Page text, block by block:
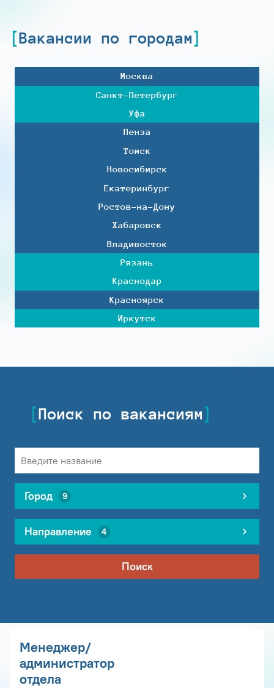
Вакансии по городам
Москва
Санкт-Петербург
Уфа
Пенза
Томск
Новосибирск
Екатеринбург
Ростов-на-Дону
Хабаровск
Владивосток
Рязань
Краснодар
Красноярск
Иркутск
Поиск по вакансиям
Город 9
Направление 4
Поиск
Менеджер/
администратор
отдела